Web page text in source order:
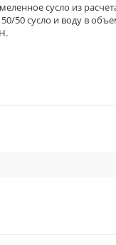
сусло из
50/50 сусло и воду в